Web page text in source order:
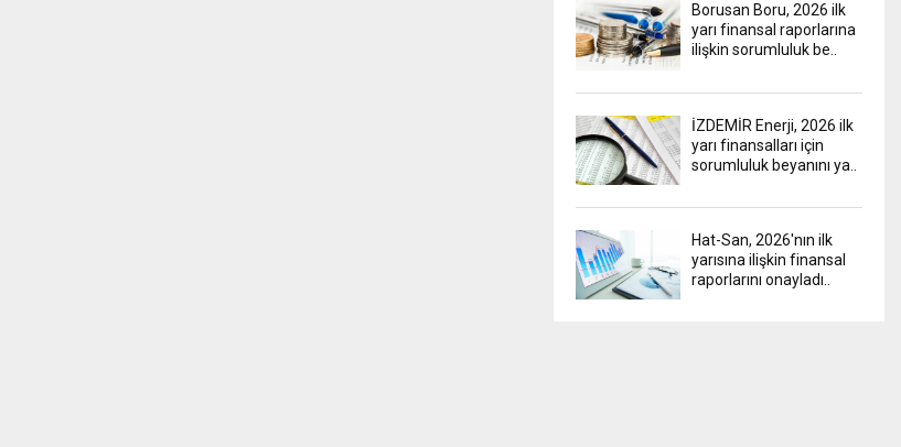
Borusan Boru, 2026 ilk
yarı finansal raporlarına
ilişkin sorumluluk be..
İZDEMİR Enerji, 2026 ilk
yarı finansalları için
sorumluluk beyanını ya..
Hat-San, 2026'nın ilk
yarısına ilişkin finansal
raporlarını onayladı..